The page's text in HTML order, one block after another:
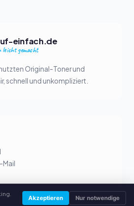
einfach.de
leicht gemacht
Original-Toner und
schnell und unkompliziert.
Mail
Akzeptieren Nur notwendige